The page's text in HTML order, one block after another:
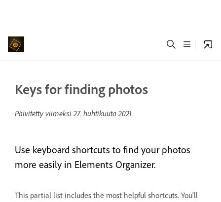
Keys for finding photos
Päivitetty viimeksi27. huhtikuuta 2021
Use keyboard shortcuts to find your photos
more easily in Elements Organizer.
This partial list includes the most helpful shortcuts. You'll